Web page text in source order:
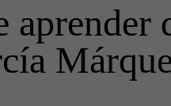
aprender